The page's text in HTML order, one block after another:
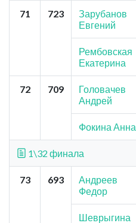
71 723
Зарубанов
Евгений
Рембовская
Екатерина
72 709
Головачев
Андрей
Фокина Анна
1\32 финала
73 693
Андреев
Федор
Шеврыгина